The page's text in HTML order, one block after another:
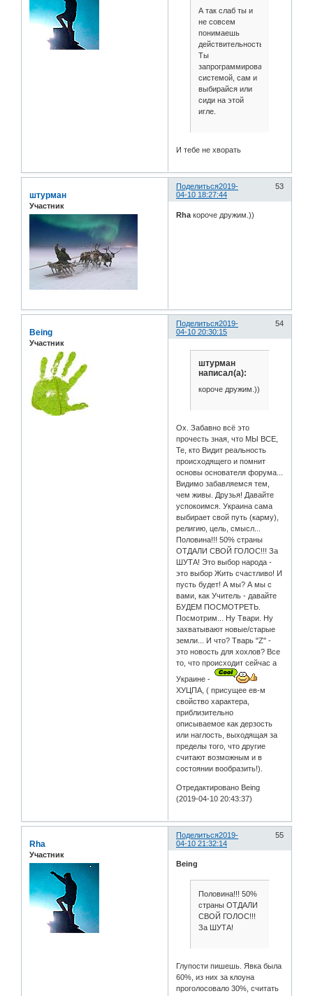
А так слаб ты и
не совсем
понимаешь
действительность.
Ты
запрограммирован
системой, сам и
выбирайся или
сиди на этой
игле.
И тебе не хворать
Поделиться 53
2019-
04-10 18:27:44
штурман
Участник
Rha короче дружим.))
Поделиться 54
2019-
04-10 20:30:15
Being
Участник
штурман
написал(а):
короче дружим.))
Ох. Забавно всё это
прочесть зная, что МЫ ВСЕ,
Те, кто Видит реальность
происходящего и помнит
основы основателя форума...
Видимо забавляемся тем,
чем живы. Друзья! Давайте
успокоимся. Украина сама
выбирает свой путь (карму),
религию, цель, смысл...
Половина!!! 50% страны
ОТДАЛИ СВОЙ ГОЛОС!!! За
ШУТА! Это выбор народа -
это выбор Жить счастливо! И
пусть будет! А мы? А мы с
вами, как Учитель - давайте
БУДЕМ ПОСМОТРЕТЬ.
Посмотрим... Ну Твари. Ну
захватывают новые/старые
земли... И что? Тварь "Z" -
это новость для хохлов? Все
то, что происходит сейчас а
Украине -
ХУЦПА, ( присущее ев-м
свойство характера,
приблизительно
описываемое как дерзость
или наглость, выходящая за
пределы того, что другие
считают возможным и в
состоянии вообразить!).
Отредактировано Being
(2019-04-10 20:43:37)
Поделиться 55
2019-
04-10 21:32:14
Rha
Участник
Being
Половина!!! 50%
страны ОТДАЛИ
СВОЙ ГОЛОС!!!
За ШУТА!
Глупости пишешь. Явка была
60%, из них за клоуна
проголосовало 30%, считать